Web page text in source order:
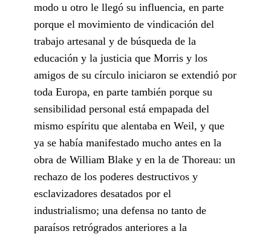
modo u otro le llegó su influencia, en parte
porque el movimiento de vindicación del
trabajo artesanal y de búsqueda de la
educación y la justicia que Morris y los
amigos de su círculo iniciaron se extendió por
toda Europa, en parte también porque su
sensibilidad personal está empapada del
mismo espíritu que alentaba en Weil, y que
ya se había manifestado mucho antes en la
obra de William Blake y en la de Thoreau: un
rechazo de los poderes destructivos y
esclavizadores desatados por el
industrialismo; una defensa no tanto de
paraísos retrógrados anteriores a la